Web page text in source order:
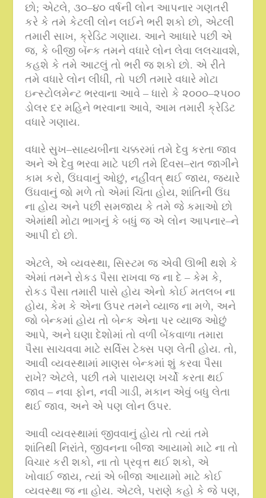
છો; એટલે,૩૦–૪૦ વર્ષની લોન આપનાર ગણતરી
કરે કે તમે કેટલી લોન લઈને ભરી શકો છો, એટલી
તમારી સાખ,ક્રેડિટ ગણાય. આને આધારે પછી એ
જ,કે બીજી બૅન્ક તમને વધારે લોન લેવા લલચાવશે,
કહશે કે તમે આટલું તો ભરી જ શકો છો. એ રીતે
તમે વધારે લોન લીધી,તો પછી તમારે વધારે મોટા
ઇન્સ્ટોલમેન્ટ ભરવાના આવે – ધારો કે ૨૦૦૦–૨૫૦૦
ડોલર દર મહિને ભરવાના આવે, આમ તમારી ક્રેડિટ
વધારે ગણાય.
વધારે સુખ–સાહ્યબીના ચક્કરમાં તમે દેવુ કરતા જાવ
અને એ દેવુ ભરવા માટે પછી તમે દિવસ–રાત જાગીને
કામ કરો,ઉંઘવાનું ઓછું,નહીંવત્ થઈ જાય,જ્યારે
ઉંઘવાનું જો મળે તો એમાં ચિંતા હોય, શાંતિની ઉંઘ
ના હોય અને પછી સમજાય કે તમે જે કમાઓ છો
એમાંથી મોટા ભાગનું કે બધું જ એ લોન આપનાર–ને
આપી દો છો.
એટલે, એ વ્યવસ્થા, સિસ્ટમ જ એવી ઊભી થશે કે
એમાં તમને રોકડ પૈસા રાખવા જ ના દે – કેમ કે,
રોકડ પૈસા તમારી પાસે હોય એનો કોઈ મતલબ ના
હોય,કેમ કે એના ઉપર તમને વ્યાજ ના મળે, અને
જો બેન્કમાં હોય તો બેન્ક એના પર વ્યાજ ઓછું
આપે, અને ઘણા દેશોમાં તો વળી બેંકવાળા તમારા
પૈસા સાચવવા માટે સર્વિસ ટેક્સ પણ લેતી હોય.તો,
આવી વ્યવસ્થામાં માણસ બેન્કમાં શું કરવા પૈસા
રાખે? એટલે, પછી તમે પારાયણ ખર્ચો કરતા થઈ
જાવ – નવા ફોન,નવી ગાડી,મકાન એવું બધુ લેતા
થઈ જાવ, અને એ પણ લોન ઉપર.
આવી વ્યવસ્થામાં જીવવાનું હોય તો ત્યાં તમે
શાંતિથી નિરાંતે,જીવનના બીજા આયામો માટે ના તો
વિચાર કરી શકો,ના તો પ્રવૃત્ત થઈ શકો, એ
ખોવાઈ જાય,ત્યાં એ બીજા આયામો માટે કોઈ
વ્યવસ્થા જ ના હોય. એટલે, પરાણે કહો કે જે પણ,